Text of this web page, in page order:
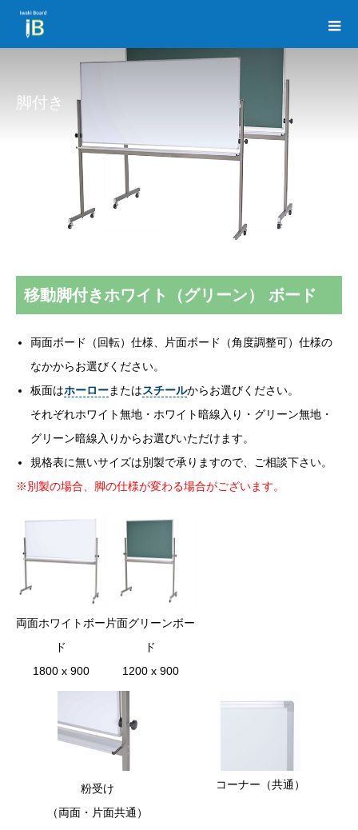
脚付き
移動脚付きホワイト（グリーン） ボード
両面ボード（回転）仕様、片面ボード（角度調整可）仕様の
なかからお選びください。
板面はホーローまたはスチールからお選びください。
それぞれホワイト無地・ホワイト暗線入り・グリーン無地・
グリーン暗線入りからお選びいただけます。
規格表に無いサイズは別製で承りますので、ご相談下さい。
※別製の場合、脚の仕様が変わる場合がございます。
両面ホワイトボー
ド
1800 x 900
片面グリーンボー
ド
1200 x 900
粉受け
（両面・片面共通）
コーナー（共通）